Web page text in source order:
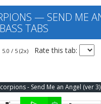
— SEND ME
TABS
5.0 / 5 (2x) Rate this tab:
- Send Me an Angel (ver 3)